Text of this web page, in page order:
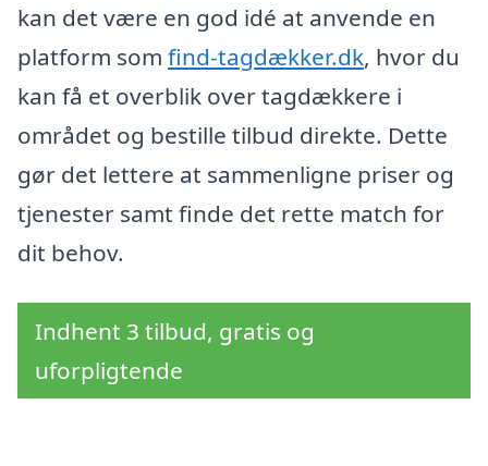
kan det være en god idé at anvende en
platform som find-tagdækker.dk, hvor du
kan få et overblik over tagdækkere i
området og bestille tilbud direkte. Dette
gør det lettere at sammenligne priser og
tjenester samt finde det rette match for
dit behov.
Indhent 3 tilbud, gratis og
uforpligtende